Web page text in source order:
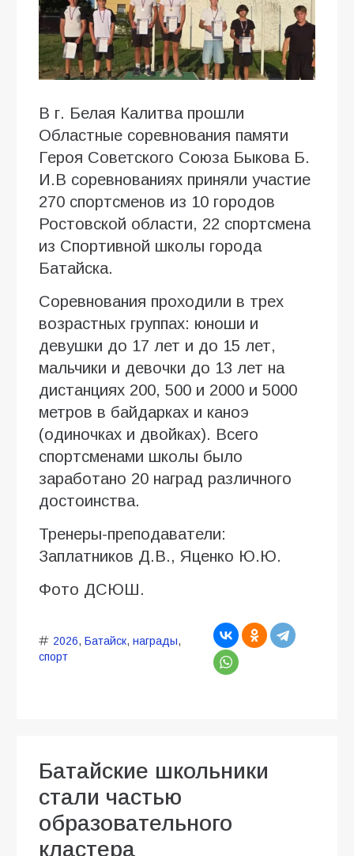
В г. Белая Калитва прошли
Областные соревнования памяти
Героя Советского Союза Быкова Б.
И.В соревнованиях приняли участие
270 спортсменов из 10 городов
Ростовской области, 22 спортсмена
из Спортивной школы города
Батайска.
Соревнования проходили в трех
возрастных группах: юноши и
девушки до 17 лет и до 15 лет,
мальчики и девочки до 13 лет на
дистанциях 200, 500 и 2000 и 5000
метров в байдарках и каноэ
(одиночках и двойках). Всего
спортсменами школы было
заработано 20 наград различного
достоинства.
Тренеры-преподаватели:
Заплатников Д.В., Яценко Ю.Ю.
Фото ДСЮШ.
2026, Батайск, награды,
спорт
Батайские школьники
стали частью
образовательного
кластера